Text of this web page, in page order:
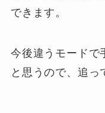
できます。
今後違うモードで
と思うので、追っ